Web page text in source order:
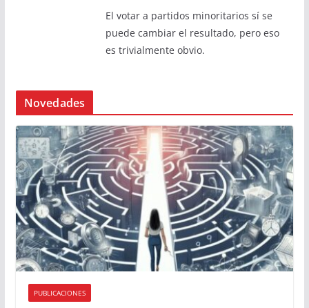
El votar a partidos minoritarios sí se
puede cambiar el resultado, pero eso
es trivialmente obvio.
Novedades
PUBLICACIONES